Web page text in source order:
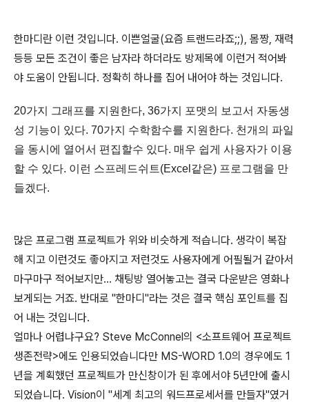
한마디란 이런 것입니다. 이쁜얼굴(요즘 트랜드라죠;;), 몸짱, 재력
등등 모든 조건이 좋은 남자라 하더라도 방제목에 이런거 적어봐
야 도움이 안됩니다. 정확히 하나를 집어 내어야 하는 것입니다.
20가지 그래프를 지원한다, 36가지 포맷의 보고서 자동생
성 기능이 있다. 70가지 수학함수를 지원한다. 천개의 파일
을 동시에 열어서 편집할수 있다. 매우 쉽게 사용자가 이용
할 수 있다. 이런 스프레드쉬트(Excel같은) 프로그램을 만
들겠다.
많은 프로그램 프로젝트가 위와 비슷하게 적습니다. 생각이 복잡
해 지고 이런것도 좋아지고 저런것도 사용자에게 어필될거 같아서
마구마구 적어보지만... 채팅방 열어놓고는 결국 다운받은 영화나
보게되는 거죠. 반대로 "한마디"라는 것은 결국 핵심 포인트를 집
어 내는 것입니다.
얼마나 어렵냐구요? Steve McConnel의 <소프트웨어 프로젝트
생존전략>에도 인용되었습니다만 MS-WORD 1.0의 경우에도 1
년을 계획했던 프로젝트가 만신창이가 된 후에서야 5년만에 출시
되었습니다. Vision이 "세계 최고의 워드프로세서를 만들자"였거